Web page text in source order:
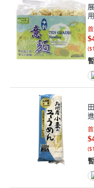
(
(